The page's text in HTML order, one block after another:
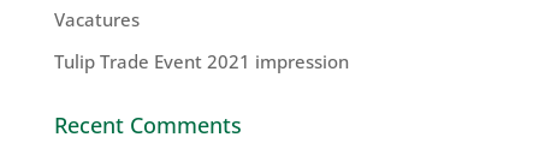
Vacatures
Tulip Trade Event 2021 impression
Recent Comments